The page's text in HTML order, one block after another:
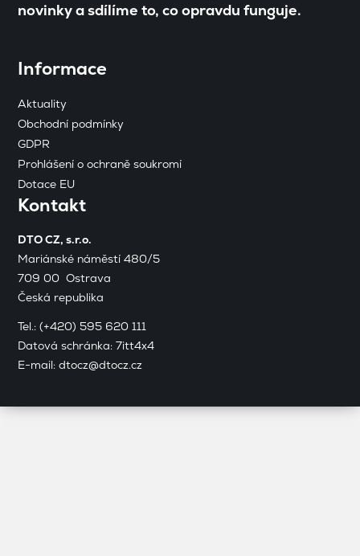
novinky a sdílíme to, co opravdu funguje.
Informace
Aktuality
Obchodní podmínky
GDPR
Prohlášení o ochraně soukromí
Dotace EU
Kontakt
DTO CZ, s.r.o.
Mariánské náměstí 480/5
709 00 Ostrava
Česká republika
Tel.:(+420) 595 620 111
Datová schránka: 7itt4x4
E-mail:dtocz@dtocz.cz